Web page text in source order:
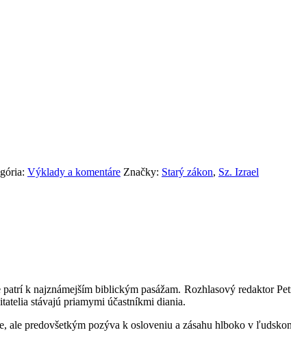
Výklady a komentáre Značky: Starý zákon, Sz. Izrael
k najznámejším biblickým pasážam. Rozhlasový redaktor
stávajú priamymi účastníkmi diania.
ale predovšetkým pozýva k osloveniu a zásahu hlboko v